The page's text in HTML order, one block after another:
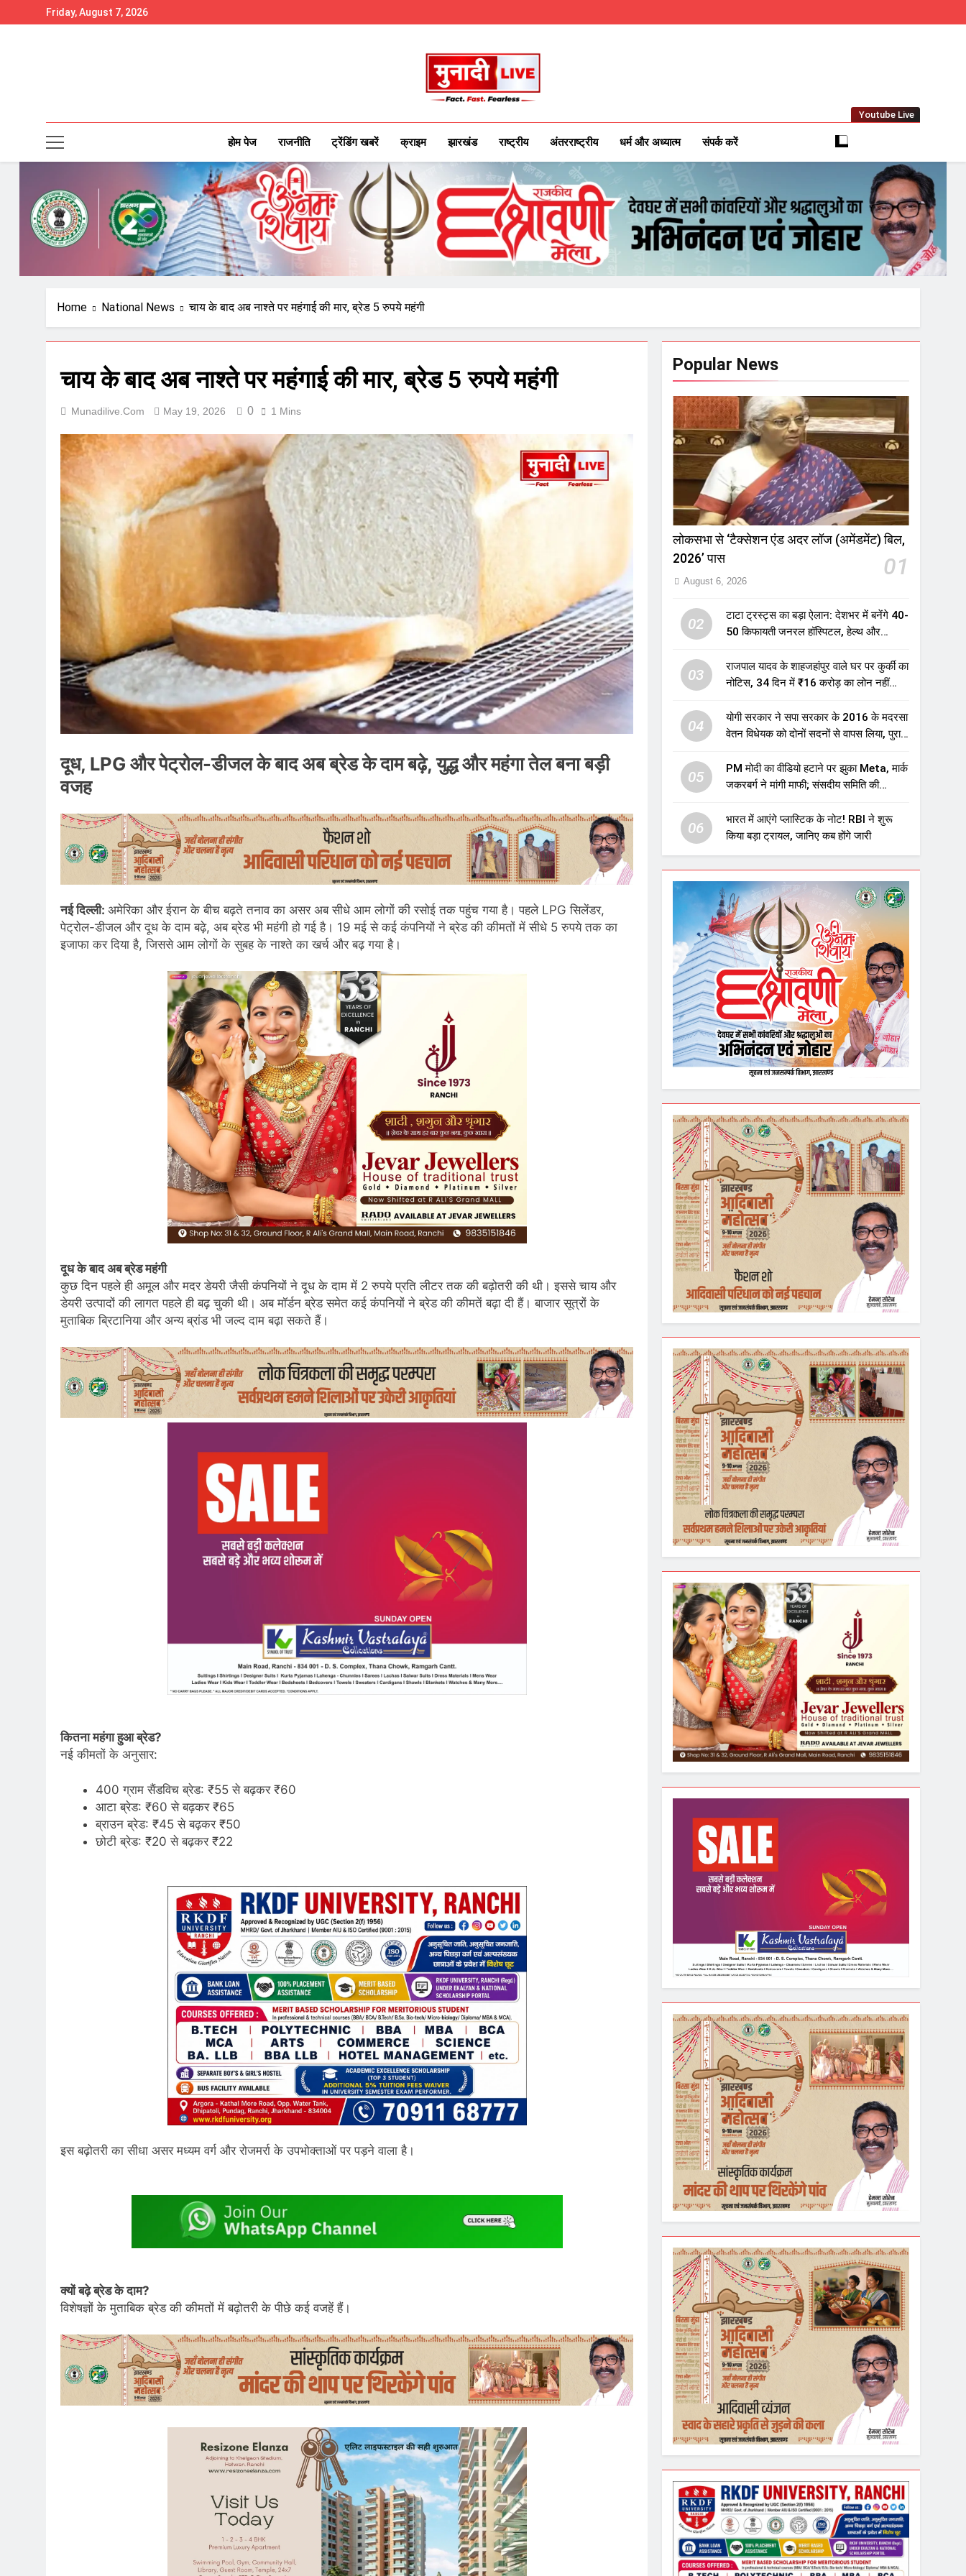
to
Friday, August 7, 2026
Munadilive.com
Munadi Live – Jharkhand's Leading Local News Network
Youtube Live
होम पेज राजनीति ट्रेंडिंग खबरें क्राइम झारखंड राष्ट्रीय अंतरराष्ट्रीय धर्म और अध्यात्म संपर्क करें
Home National News चाय के बाद अब नाश्ते पर महंगाई की मार, ब्रेड 5 रुपये महंगी
चाय के बाद अब नाश्ते पर महंगाई की मार, ब्रेड 5 रुपये महंगी
Munadilive.com May 19, 2026 0 1 Mins
दूध, LPG और पेट्रोल-डीजल के बाद अब ब्रेड के दाम बढ़े, युद्ध और महंगा तेल बना बड़ी
वजह
नई दिल्ली: अमेरिका और ईरान के बीच बढ़ते तनाव का असर अब सीधे आम लोगों की रसोई तक पहुंच गया है। पहले LPG सिलेंडर,
पेट्रोल-डीजल और दूध के दाम बढ़े, अब ब्रेड भी महंगी हो गई है। 19 मई से कई कंपनियों ने ब्रेड की कीमतों में सीधे 5 रुपये तक का
इजाफा कर दिया है, जिससे आम लोगों के सुबह के नाश्ते का खर्च और बढ़ गया है।
दूध के बाद अब ब्रेड महंगी
कुछ दिन पहले ही अमूल और मदर डेयरी जैसी कंपनियों ने दूध के दाम में 2 रुपये प्रति लीटर तक की बढ़ोतरी की थी। इससे चाय और
डेयरी उत्पादों की लागत पहले ही बढ़ चुकी थी। अब मॉर्डन ब्रेड समेत कई कंपनियों ने ब्रेड की कीमतें बढ़ा दी हैं। बाजार सूत्रों के
मुताबिक ब्रिटानिया और अन्य ब्रांड भी जल्द दाम बढ़ा सकते हैं।
कितना महंगा हुआ ब्रेड?
नई कीमतों के अनुसार:
400 ग्राम सैंडविच ब्रेड: ₹55 से बढ़कर ₹60
आटा ब्रेड: ₹60 से बढ़कर ₹65
ब्राउन ब्रेड: ₹45 से बढ़कर ₹50
छोटी ब्रेड: ₹20 से बढ़कर ₹22
इस बढ़ोतरी का सीधा असर मध्यम वर्ग और रोजमर्रा के उपभोक्ताओं पर पड़ने वाला है।
क्यों बढ़े ब्रेड के दाम?
विशेषज्ञों के मुताबिक ब्रेड की कीमतों में बढ़ोतरी के पीछे कई वजहें हैं।
Popular News
लोकसभा से ‘टैक्सेशन एंड अदर लॉज (अमेंडमेंट) बिल,
2026’ पास
01
August 6, 2026
02
टाटा ट्रस्ट्स का बड़ा ऐलान: देशभर में बनेंगे 40-
50 किफायती जनरल हॉस्पिटल, हेल्थ और
03
राजपाल यादव के शाहजहांपुर वाले घर पर कुर्की का
नोटिस, 34 दिन में ₹16 करोड़ का लोन नहीं
04
योगी सरकार ने सपा सरकार के 2016 के मदरसा
वेतन विधेयक को दोनों सदनों से वापस लिया, पुराने
उठाए सवाल
05
PM मोदी का वीडियो हटाने पर झुका Meta, मार्क
जकरबर्ग ने मांगी माफी; संसदीय समिति की
06
भारत में आएंगे प्लास्टिक के नोट! RBI ने शुरू
किया बड़ा ट्रायल, जानिए कब होंगे जारी